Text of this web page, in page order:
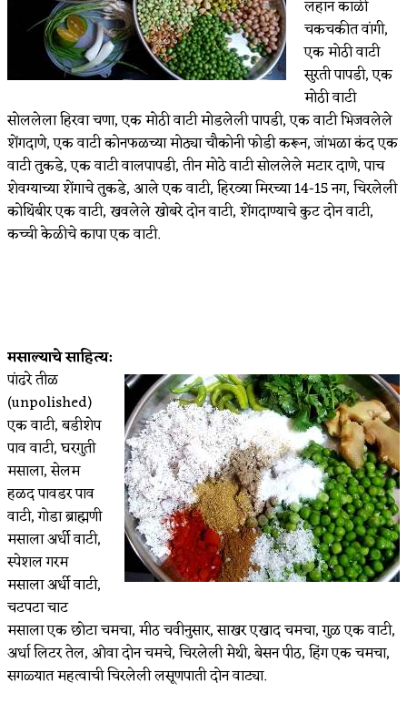
लहान काळी
चकचकीत वांगी,
एक मोठी वाटी
सुरती पापडी, एक
मोठी वाटी
सोललेला हिरवा चणा, एक मोठी वाटी मोडलेली पापडी, एक वाटी भिजवलेले
शेंगदाणे, एक वाटी कोनफळच्या मोठ्या चौकोनी फोडी करून, जांभळा कंद एक
वाटी तुकडे, एक वाटी वालपापडी, तीन मोठे वाटी सोललेले मटार दाणे, पाच
शेवग्याच्या शेंगाचे तुकडे, आले एक वाटी, हिरव्या मिरच्या 14-15 नग, चिरलेली
कोथिंबीर एक वाटी, खवलेले खोबरे दोन वाटी, शेंगदाण्याचे कुट दोन वाटी,
कच्ची केळीचे कापा एक वाटी.
मसाल्याचे साहित्य:
पांढरे तीळ
(unpolished)
एक वाटी, बडीशेप
पाव वाटी, घरगुती
मसाला, सेलम
हळद पावडर पाव
वाटी, गोडा ब्राह्मणी
मसाला अर्धी वाटी,
स्पेशल गरम
मसाला अर्धी वाटी,
चटपटा चाट
मसाला एक छोटा चमचा, मीठ चवीनुसार, साखर एखाद चमचा, गुळ एक वाटी,
अर्धा लिटर तेल, ओवा दोन चमचे, चिरलेली मेथी, बेसन पीठ, हिंग एक चमचा,
सगळ्यात महत्वाची चिरलेली लसूणपाती दोन वाट्या.